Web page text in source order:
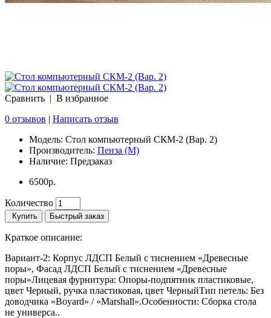
Сравнить | В избранное
0 отзывов | Написать отзыв
Модель: Стол компьютерный СКМ-2 (Вар. 2)
Производитель: Пенза (М)
Наличие: Предзаказ
6500р.
Количество
Купить Быстрый заказ
Краткое описание:
Вариант-2: Корпус ЛДСП Белый с тиснением «Древесные
поры», Фасад ЛДСП Белый с тиснением «Древесные
поры»Лицевая фурнитура: Опоры-подпятник пластиковые,
цвет Черный, ручка пластиковая, цвет ЧерныйТип петель: Без
доводчика «Boyard» / «Marshall».Особенности: Сборка стола
не универса..